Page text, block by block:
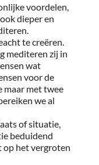
voordelen,
dieper en
te creëren.
mediteren zij in
wat
voor de
maar met twee
we al
of situatie,
beduidend
op het vergroten